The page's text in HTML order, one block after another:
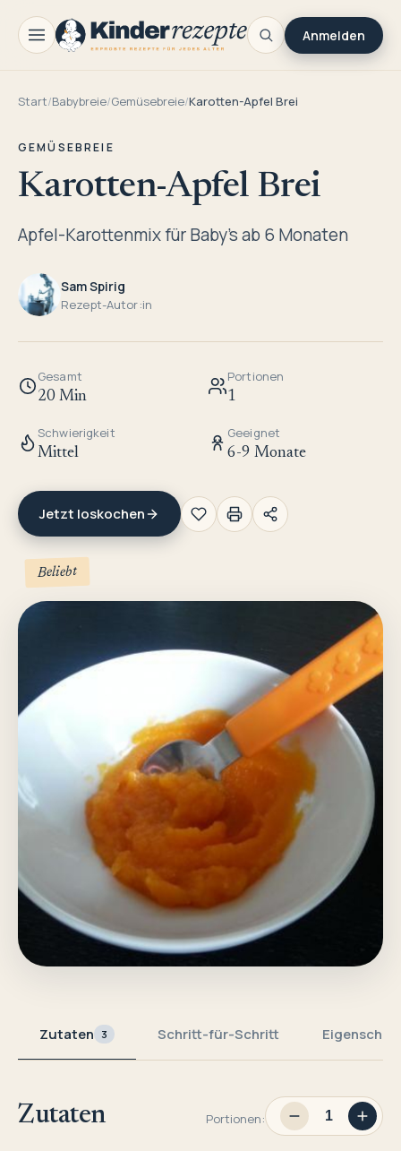
Anmelden
Start/Babybreie/Gemüsebreie/Karotten-Apfel Brei
GEMÜSEBREIE
Karotten-Apfel Brei
Apfel-Karottenmix für Baby's ab 6 Monaten
Sam Spirig
Rezept-Autor:in
Gesamt
20 Min
Portionen
1
Schwierigkeit
Mittel
Geeignet
6-9 Monate
Jetzt loskochen
Beliebt
Zutaten 3 Schritt-für-Schritt
Zutaten Portionen: